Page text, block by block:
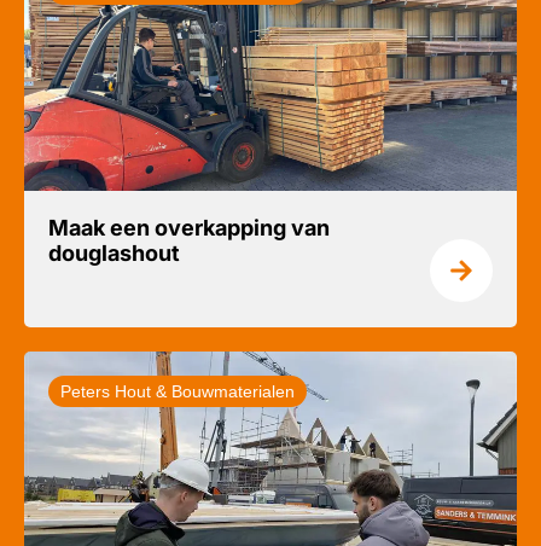
Maak een overkapping van
douglashout
Peters Hout & Bouwmaterialen